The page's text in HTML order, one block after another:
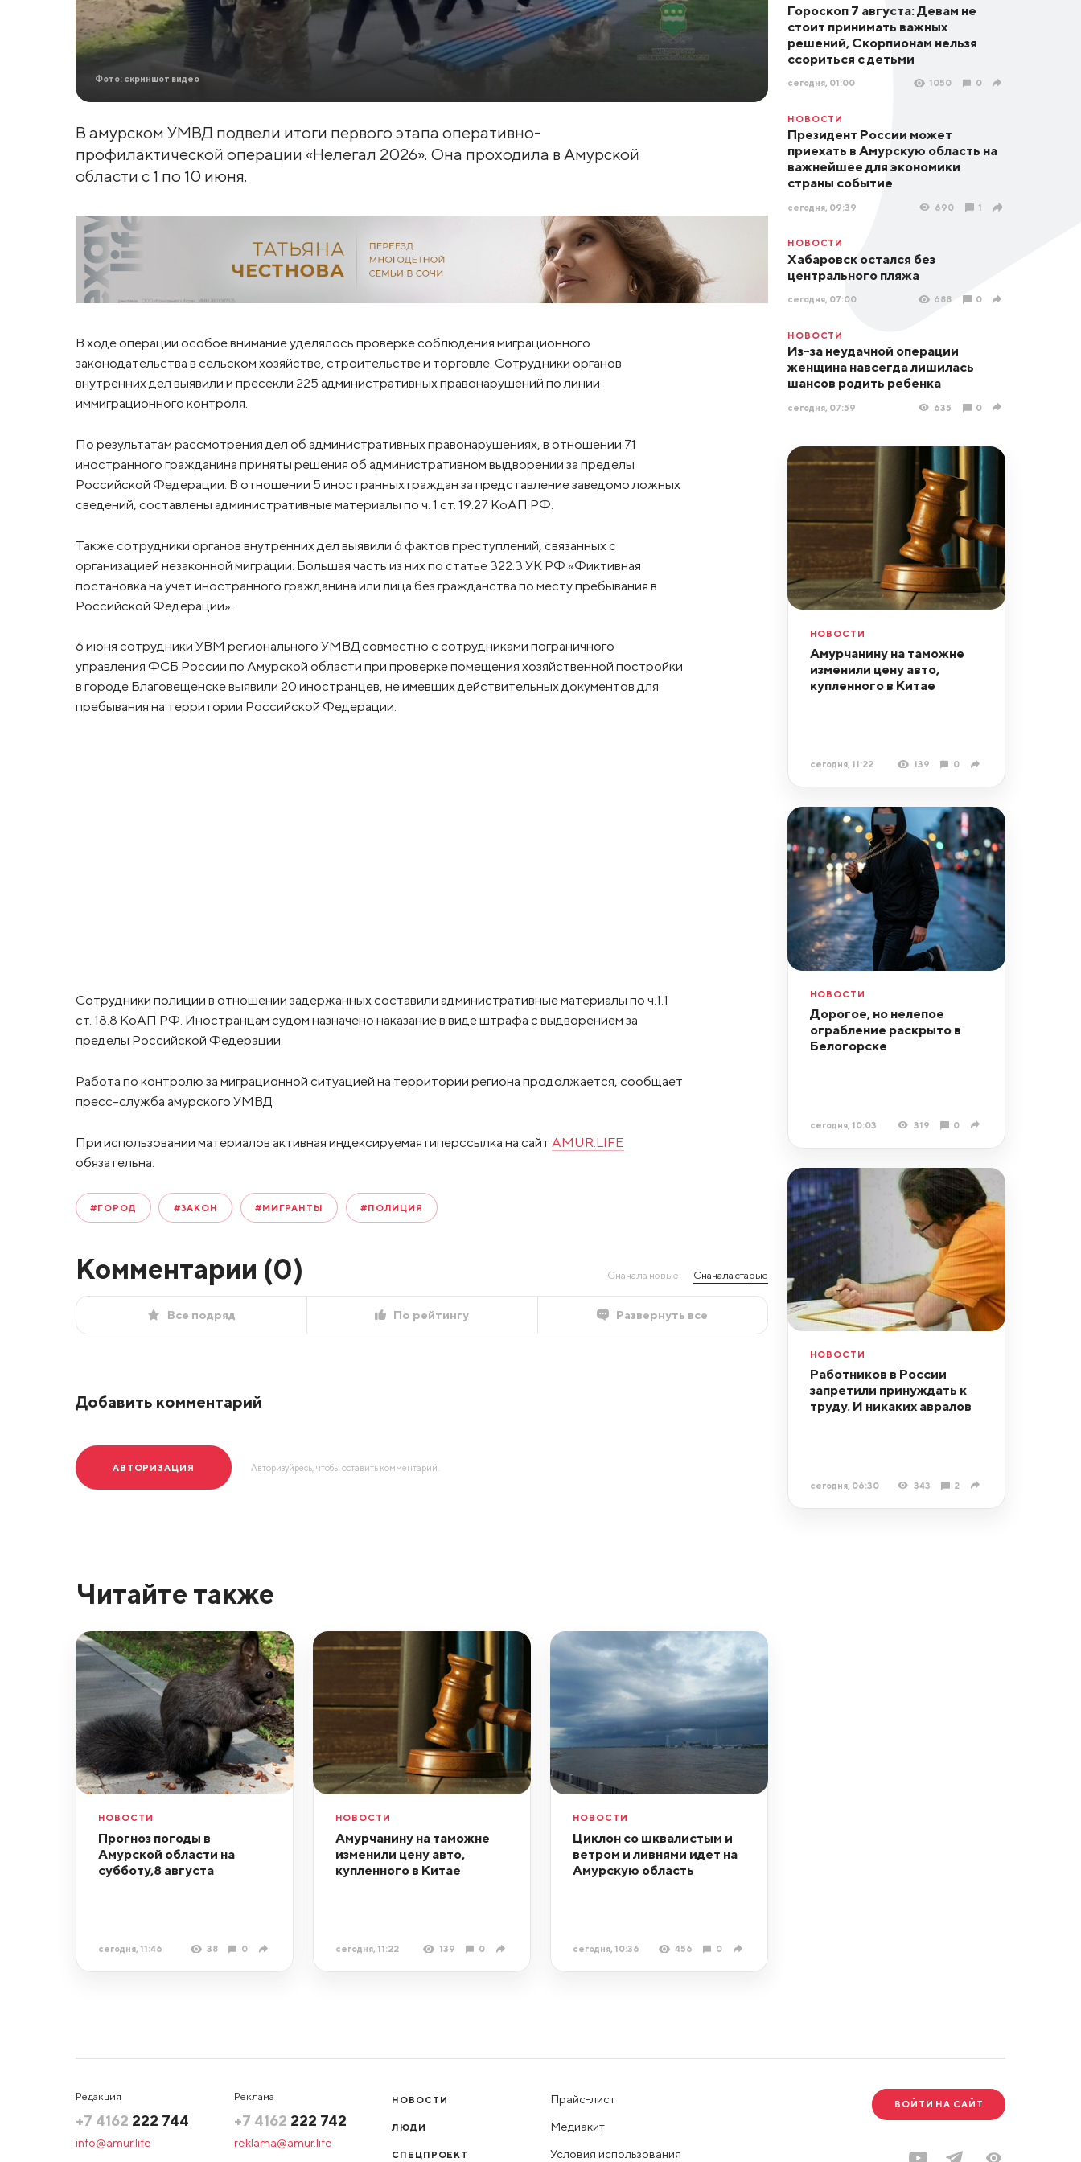
Фото: скриншот видео
В амурском УМВД подвели итоги первого этапа оперативно-
профилактической операции «Нелегал 2026». Она проходила в Амурской
области с 1 по 10 июня.
В ходе операции особое внимание уделялось проверке соблюдения миграционного
законодательства в сельском хозяйстве, строительстве и торговле. Сотрудники органов
внутренних дел выявили и пресекли 225 административных правонарушений по линии
иммиграционного контроля.
По результатам рассмотрения дел об административных правонарушени­ях, в отношении 71
иностранного гражданина приняты решения об административном выдворении за пределы
Российской Федерации. В отношении 5 иностранных граждан за представление заведомо ложных
сведений, составлены административные материалы по ч. 1 ст. 19.27 КоАП РФ.
Также сотрудники органов внутренних дел выявили 6 фактов преступлений, связанных с
организацией незаконной миграции. Большая часть из них по статье 322.3 УК РФ «Фиктивная
постановка на учет иностранного гражданина или лица без гражданства по месту пребывания в
Российской Федерации».
6 июня сотрудники УВМ регионального УМВД совместно с сотрудниками пограничного
управления ФСБ России по Амурской области при проверке помещения хозяйственной постройки
в городе Благовещенске выявили 20 иностранцев, не имевших действительных документов для
пребывания на территории Российской Федерации.
Сотрудники полиции в отношении задержанных составили административные материалы по ч.1.1
ст. 18.8 КоАП РФ. Иностранцам судом назначено наказание в виде штрафа с выдворением за
пределы Российской Федерации.
Работа по контролю за миграционной ситуацией на территории региона продолжается, сообщает
пресс-служба амурского УМВД.
При использовании материалов активная индексируемая гиперссылка на сайт AMUR.LIFE
обязательна.
#ГОРОД #ЗАКОН #МИГРАНТЫ #ПОЛИЦИЯ
Комментарии (0) Сначала новые Сначала старые
Все подряд По рейтингу Развернуть все
Добавить комментарий
АВТОРИЗАЦИЯ Авторизуйресь, чтобы оставить комментарий.
Гороскоп 7 августа: Девам не
стоит принимать важных
решений, Скорпионам нельзя
ссориться с детьми
сегодня, 01:00 1050 0
НОВОСТИ
Президент России может
приехать в Амурскую область на
важнейшее для экономики
страны событие
сегодня, 09:39 690 1
НОВОСТИ
Хабаровск остался без
центрального пляжа
сегодня, 07:00 688 0
НОВОСТИ
Из-за неудачной операции
женщина навсегда лишилась
шансов родить ребенка
сегодня, 07:59 635 0
НОВОСТИ
Амурчанину на таможне
изменили цену авто,
купленного в Китае
сегодня, 11:22 139 0
НОВОСТИ
Дорогое, но нелепое
ограбление раскрыто в
Белогорске
сегодня, 10:03 319 0
НОВОСТИ
Работников в России
запретили принуждать к
труду. И никаких авралов
сегодня, 06:30 343 2
Читайте также
НОВОСТИ
Прогноз погоды в
Амурской области на
субботу,8 августа
сегодня, 11:46 38 0
НОВОСТИ
Амурчанину на таможне
изменили цену авто,
купленного в Китае
сегодня, 11:22 139 0
НОВОСТИ
Циклон со шквалистым и
ветром и ливнями идет на
Амурскую область
сегодня, 10:36 456 0
Редакция
+7 4162 222 744
info@amur.life
Реклама
+7 4162 222 742
reklama@amur.life
НОВОСТИ
ЛЮДИ
СПЕЦПРОЕКТ
Прайс-лист
Медиакит
Условия использования
ВОЙТИ НА САЙТ